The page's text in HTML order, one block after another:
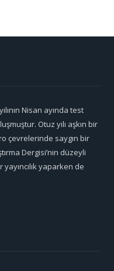
Nisan ayında test
Otuz yılı aşkın bir
çevrelerinde saygın bir
Dergisi’nin düzeyli
yaparken de